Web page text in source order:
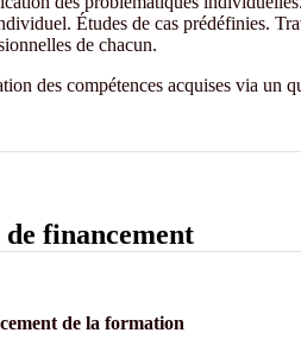
Études de cas prédéfinies.
de chacun.
des compétences acquises via un
financement
de la formation